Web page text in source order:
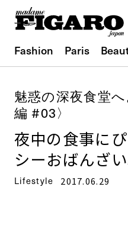
Fashion Paris
魅惑の深夜食堂
編 #03〉
夜中の食事に
シーおばんざい
Lifestyle 2017.06.29